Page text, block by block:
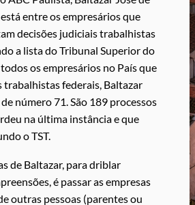
entre os empresários que
decisões judiciais trabalhistas
a lista do Tribunal Superior do
os empresários no País que
trabalhistas federais, Baltazar
número 71. São 189 processos
na última instância e que
o TST.
de Baltazar, para driblar
é passar as empresas
outras pessoas (parentes ou